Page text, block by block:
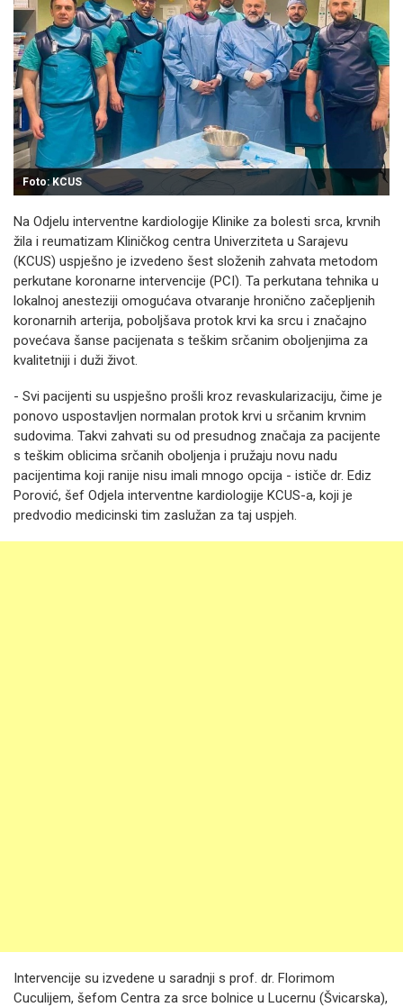
Foto: KCUS
Na Odjelu interventne kardiologije Klinike za bolesti srca, krvnih
žila i reumatizam Kliničkog centra Univerziteta u Sarajevu
(KCUS) uspješno je izvedeno šest složenih zahvata metodom
perkutane koronarne intervencije (PCI). Ta perkutana tehnika u
lokalnoj anesteziji omogućava otvaranje hronično začepljenih
koronarnih arterija, poboljšava protok krvi ka srcu i značajno
povećava šanse pacijenata s teškim srčanim oboljenjima za
kvalitetniji i duži život.
- Svi pacijenti su uspješno prošli kroz revaskularizaciju, čime je
ponovo uspostavljen normalan protok krvi u srčanim krvnim
sudovima. Takvi zahvati su od presudnog značaja za pacijente
s teškim oblicima srčanih oboljenja i pružaju novu nadu
pacijentima koji ranije nisu imali mnogo opcija - ističe dr. Ediz
Porović, šef Odjela interventne kardiologije KCUS-a, koji je
predvodio medicinski tim zaslužan za taj uspjeh.
Intervencije su izvedene u saradnji s prof. dr. Florimom
Cuculijem, šefom Centra za srce bolnice u Lucernu (Švicarska),